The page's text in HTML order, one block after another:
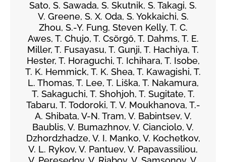
Sato, S. Sawada, S. Skutnik, S. Takagi, S.
V. Greene, S. X. Oda, S. Yokkaichi, S.
Zhou, S.-Y. Fung, Steven Kelly, T. C.
Awes, T. Chujo, T. Csörgő, T. Dahms, T. E.
Miller, T. Fusayasu, T. Gunji, T. Hachiya, T.
Hester, T. Horaguchi, T. Ichihara, T. Isobe,
T. K. Hemmick, T. K. Shea, T. Kawagishi, T.
L. Thomas, T. Lee, T. Liška, T. Nakamura,
T. Sakaguchi, T. Shohjoh, T. Sugitate, T.
Tabaru, T. Todoroki, T. V. Moukhanova, T.-
A. Shibata, V-N. Tram, V. Babintsev, V.
Baublis, V. Bumazhnov, V. Cianciolo, V.
Dzhordzhadze, V. I. Manko, V. Kochetkov,
V. L. Rykov, V. Pantuev, V. Papavassiliou,